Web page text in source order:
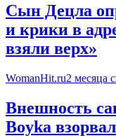
Сын Децла
и крики в
взяли верх»
WomanHit.ru2 месяца
Внешность
Boyka